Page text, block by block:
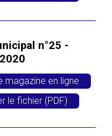
n°25 -
magazine en ligne
le fichier (PDF)